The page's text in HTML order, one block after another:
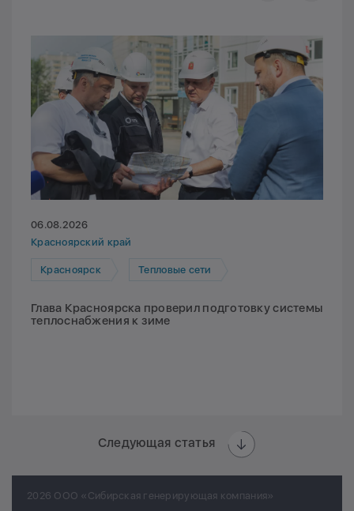
06.08.2026
Красноярский край
Красноярск Тепловые сети
Глава Красноярска проверил подготовку системы
теплоснабжения к зиме
Следующая статья
2026 ООО «Сибирская генерирующая компания»